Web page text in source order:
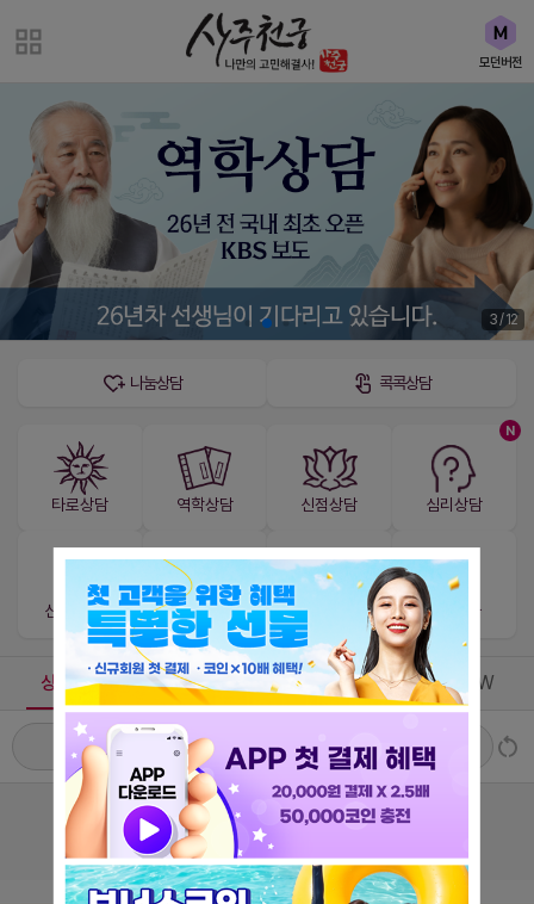
모던버전
3 / 12
나눔상담 콕콕상담
타로상담 역학상담 신점상담 심리상담
N
신규상담사 단골상담사 번개상담사 찐상담사
상담가능 상담중 즐겨찾기 최근VIEW
# 느낌 # 스타일 # 주제 # 매너
조회된 선생님이 없습니다.